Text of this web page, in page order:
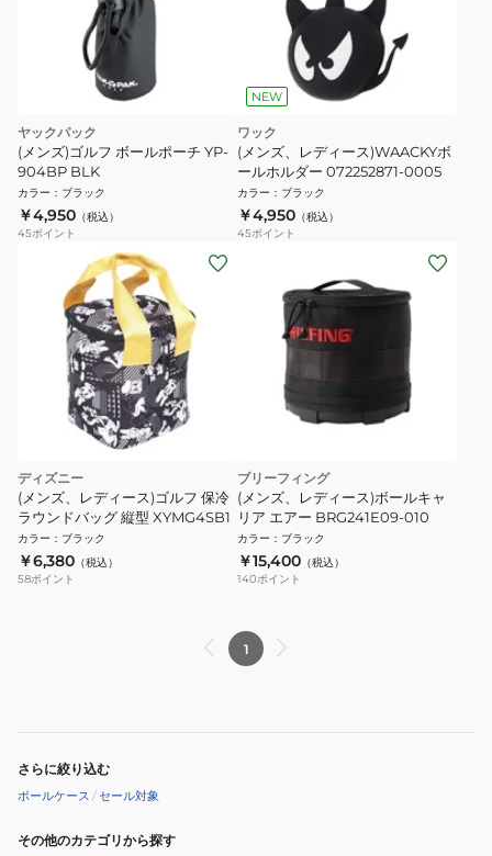
ヤックパック
(メンズ)ゴルフ ボールポーチ YP-
904BP BLK
カラー ： ブラック
￥4,950 （税込）
45ポイント
NEW
ワック
(メンズ、レディース)WAACKYボ
ールホルダー 072252871-0005
カラー ： ブラック
￥4,950 （税込）
45ポイント
ディズニー
(メンズ、レディース)ゴルフ 保冷
ラウンドバッグ 縦型 XYMG4SB1
カラー ： ブラック
￥6,380 （税込）
58ポイント
ブリーフィング
(メンズ、レディース)ボールキャ
リア エアー BRG241E09-010
カラー ： ブラック
￥15,400 （税込）
140ポイント
1
さらに絞り込む
ボールケース /セール対象
その他のカテゴリから探す